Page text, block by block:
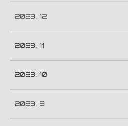
2023 . 12
2023 . 11
2023 . 10
2023 . 9